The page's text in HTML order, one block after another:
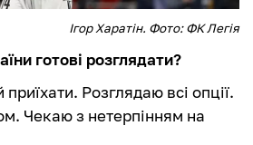
Ігор Харатін. Фото: ФК Легія
готові розглядати?
Розглядаю всі опції.
Чекаю з нетерпінням на